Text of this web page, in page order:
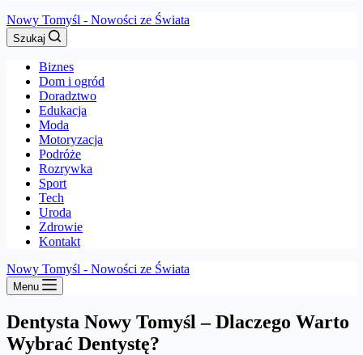
Nowy Tomyśl - Nowości ze Świata
Szukaj
Biznes
Dom i ogród
Doradztwo
Edukacja
Moda
Motoryzacja
Podróże
Rozrywka
Sport
Tech
Uroda
Zdrowie
Kontakt
Nowy Tomyśl - Nowości ze Świata
Menu
Dentysta Nowy Tomyśl – Dlaczego Warto
Wybrać Dentystę?